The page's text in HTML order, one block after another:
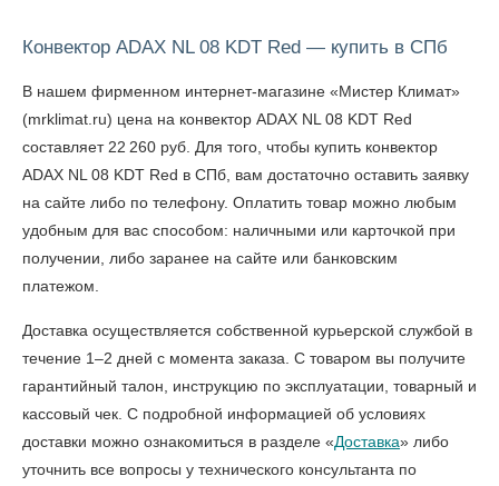
Конвектор ADAX NL 08 KDT Red — купить в СПб
В нашем фирменном интернет-магазине «Мистер Климат»
(mrklimat.ru) цена на конвектор ADAX NL 08 KDT Red
составляет 22 260 руб. Для того, чтобы купить конвектор
ADAX NL 08 KDT Red в СПб , вам достаточно оставить заявку
на сайте либо по телефону. Оплатить товар можно любым
удобным для вас способом: наличными или карточкой при
получении, либо заранее на сайте или банковским
платежом.
Доставка осуществляется собственной курьерской службой в
течение 1–2 дней с момента заказа. С товаром вы получите
гарантийный талон, инструкцию по эксплуатации, товарный и
кассовый чек. С подробной информацией об условиях
доставки можно ознакомиться в разделе «Доставка» либо
уточнить все вопросы у технического консультанта по